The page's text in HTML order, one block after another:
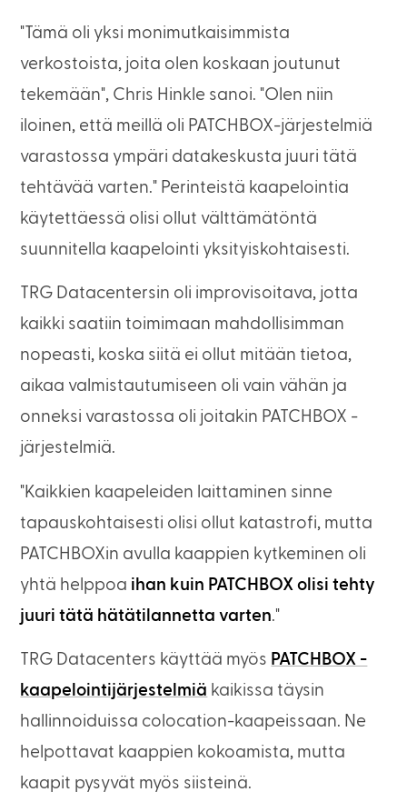
"Tämä oli yksi monimutkaisimmista
verkostoista, joita olen koskaan joutunut
tekemään", Chris Hinkle sanoi. "Olen niin
iloinen, että meillä oli PATCHBOX-järjestelmiä
varastossa ympäri datakeskusta juuri tätä
tehtävää varten." Perinteistä kaapelointia
käytettäessä olisi ollut välttämätöntä
suunnitella kaapelointi yksityiskohtaisesti.
TRG Datacentersin oli improvisoitava, jotta
kaikki saatiin toimimaan mahdollisimman
nopeasti, koska siitä ei ollut mitään tietoa,
aikaa valmistautumiseen oli vain vähän ja
onneksi varastossa oli joitakin PATCHBOX -
järjestelmiä.
"Kaikkien kaapeleiden laittaminen sinne
tapauskohtaisesti olisi ollut katastrofi, mutta
PATCHBOXin avulla kaappien kytkeminen oli
yhtä helppoa ihan kuin PATCHBOX olisi tehty
juuri tätä hätätilannetta varten."
TRG Datacenters käyttää myös PATCHBOX -
kaapelointijärjestelmiä kaikissa täysin
hallinnoiduissa colocation-kaapeissaan. Ne
helpottavat kaappien kokoamista, mutta
kaapit pysyvät myös siisteinä.